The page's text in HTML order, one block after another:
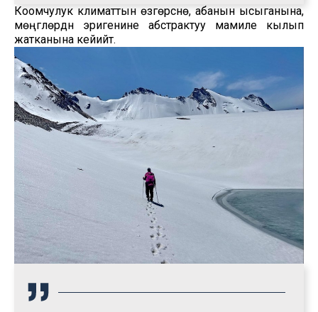
Коомчулук климаттын өзгөрүүсүнө, абанын ысыганына,
мөңгүлөрдүн эригенине абстрактуу мамиле кылып
жатканына кейийт.